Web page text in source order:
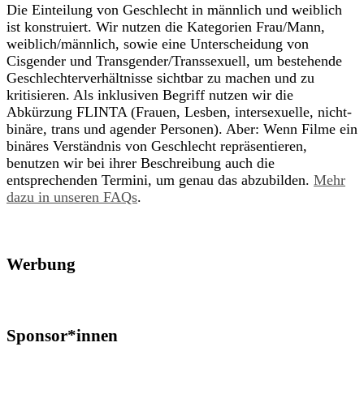
Die Einteilung von Geschlecht in männlich und weiblich
ist konstruiert. Wir nutzen die Kategorien Frau/Mann,
weiblich/männlich, sowie eine Unterscheidung von
Cisgender und Transgender/Transsexuell, um bestehende
Geschlechterverhältnisse sichtbar zu machen und zu
kritisieren. Als inklusiven Begriff nutzen wir die
Abkürzung FLINTA (Frauen, Lesben, intersexuelle, nicht-
binäre, trans und agender Personen). Aber: Wenn Filme ein
binäres Verständnis von Geschlecht repräsentieren,
benutzen wir bei ihrer Beschreibung auch die
entsprechenden Termini, um genau das abzubilden. Mehr
dazu in unseren FAQs.
Werbung
Sponsor*innen